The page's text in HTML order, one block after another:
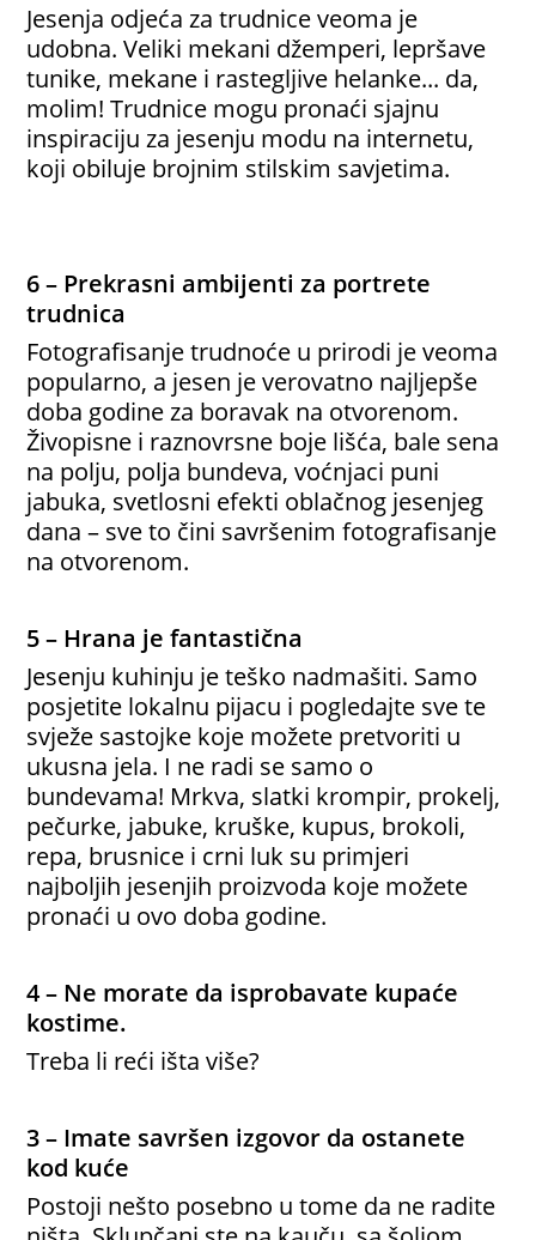
Jesenja odjeća za trudnice veoma je
udobna. Veliki mekani džemperi, lepršave
tunike, mekane i rastegljive helanke... da,
molim! Trudnice mogu pronaći sjajnu
inspiraciju za jesenju modu na internetu,
koji obiluje brojnim stilskim savjetima.
6 – Prekrasni ambijenti za portrete
trudnica
Fotografisanje trudnoće u prirodi je veoma
popularno, a jesen je verovatno najljepše
doba godine za boravak na otvorenom.
Živopisne i raznovrsne boje lišća, bale sena
na polju, polja bundeva, voćnjaci puni
jabuka, svetlosni efekti oblačnog jesenjeg
dana – sve to čini savršenim fotografisanje
na otvorenom.
5 – Hrana je fantastična
Jesenju kuhinju je teško nadmašiti. Samo
posjetite lokalnu pijacu i pogledajte sve te
svježe sastojke koje možete pretvoriti u
ukusna jela. I ne radi se samo o
bundevama! Mrkva, slatki krompir, prokelj,
pečurke, jabuke, kruške, kupus, brokoli,
repa, brusnice i crni luk su primjeri
najboljih jesenjih proizvoda koje možete
pronaći u ovo doba godine.
4 – Ne morate da isprobavate kupaće
kostime.
Treba li reći išta više?
3 – Imate savršen izgovor da ostanete
kod kuće
Postoji nešto posebno u tome da ne radite